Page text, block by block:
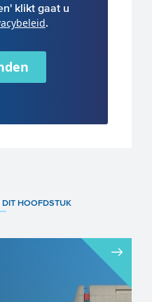
klikt gaat u
.
HOOFDSTUK